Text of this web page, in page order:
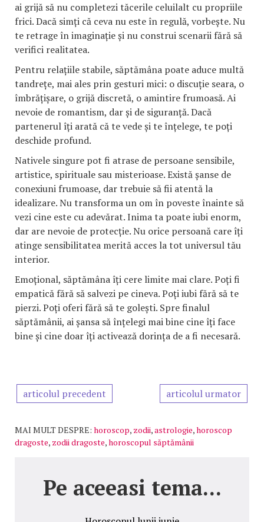
ai grijă să nu completezi tăcerile celuilalt cu propriile
frici. Dacă simți că ceva nu este în regulă, vorbește. Nu
te retrage în imaginație și nu construi scenarii fără să
verifici realitatea.
Pentru relațiile stabile, săptămâna poate aduce multă
tandrețe, mai ales prin gesturi mici: o discuție seara, o
îmbrățișare, o grijă discretă, o amintire frumoasă. Ai
nevoie de romantism, dar și de siguranță. Dacă
partenerul îți arată că te vede și te înțelege, te poți
deschide profund.
Nativele singure pot fi atrase de persoane sensibile,
artistice, spirituale sau misterioase. Există șanse de
conexiuni frumoase, dar trebuie să fii atentă la
idealizare. Nu transforma un om în poveste înainte să
vezi cine este cu adevărat. Inima ta poate iubi enorm,
dar are nevoie de protecție. Nu orice persoană care îți
atinge sensibilitatea merită acces la tot universul tău
interior.
Emoțional, săptămâna îți cere limite mai clare. Poți fi
empatică fără să salvezi pe cineva. Poți iubi fără să te
pierzi. Poți oferi fără să te golești. Spre finalul
săptămânii, ai șansa să înțelegi mai bine cine îți face
bine și cine doar îți activează dorința de a fi necesară.
articolul precedent articolul urmator
MAI MULT DESPRE: horoscop, zodii,astrologie,horoscop
dragoste, zodii dragoste,horoscopul săptămânii
Pe aceeasi tema...